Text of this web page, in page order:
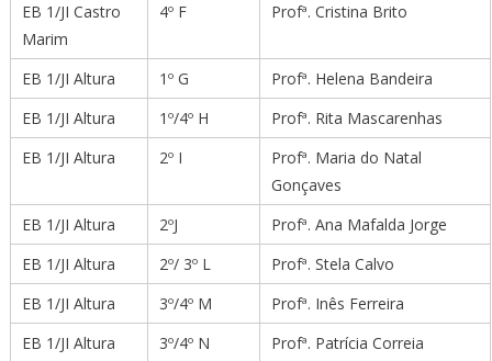
EB 1/JI Castro
Marim
4º F Profª. Cristina Brito
EB 1/JI Altura 1º G
Profª. Helena Bandeira
EB 1/JI Altura
1º/4º H
Profª. Rita Mascarenhas
EB 1/JI Altura
2º I
Profª. Maria do Natal
Gonçaves
EB 1/JI Altura
2ºJ
Profª. Ana Mafalda Jorge
EB 1/JI Altura
2º/ 3º L
Profª. Stela Calvo
EB 1/JI Altura
3º/4º M
Profª. Inês Ferreira
EB 1/JI Altura
3º/4º N Profª. Patrícia Correia